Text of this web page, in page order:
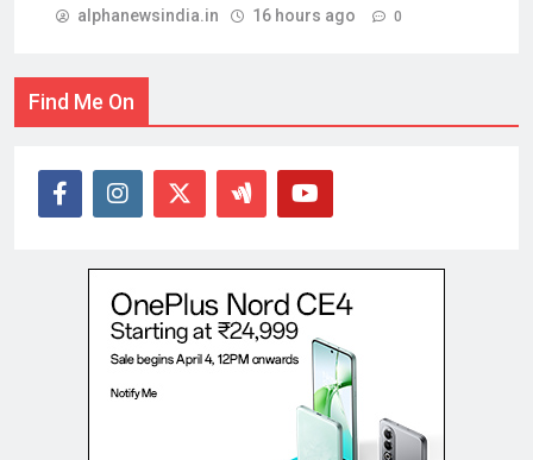
alphanewsindia.in 16 hours ago 0
Find Me On